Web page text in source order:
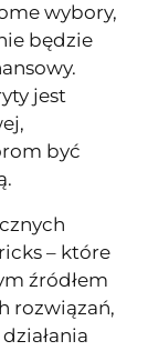
wybory,
będzie
jest
być
– które
źródłem
rozwiązań,